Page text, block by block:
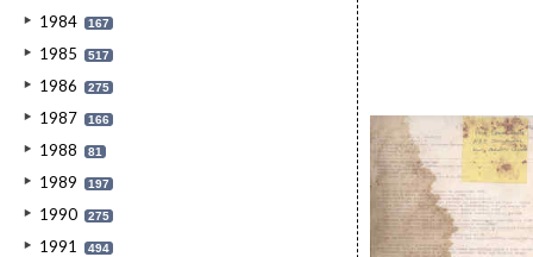
1984 167
1985 517
1986 275
1987 166
1988 81
1989 197
1990 275
1991 494